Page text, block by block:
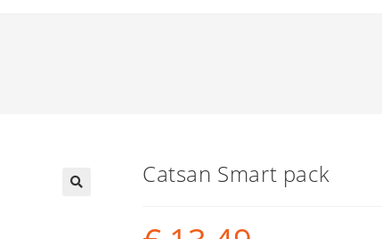
Catsan Smart pack